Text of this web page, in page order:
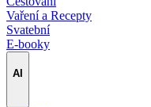
Vaření a Recepty
Svatební
E-booky
AI